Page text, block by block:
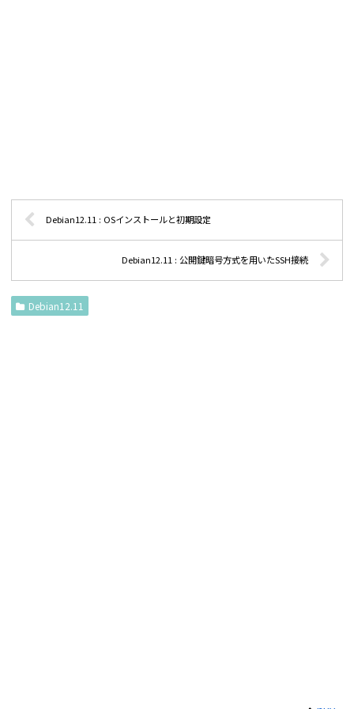
Debian12.11 : OSインストールと初期設定
Debian12.11 : 公開鍵暗号方式を用いたSSH接続
Debian12.11